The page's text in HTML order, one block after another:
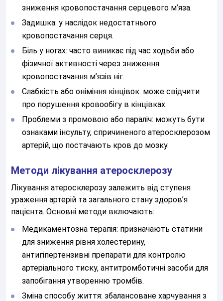
зниження кровопостачання серцевого м’яза.
Задишка: у наслідок недостатнього
кровопостачання серця.
Біль у ногах: часто виникає під час ходьби або
фізичної активності через зниження
кровопостачання м’язів ніг.
Слабкість або оніміння кінцівок: може свідчити
про порушення кровообігу в кінцівках.
Проблеми з промовою або параліч: можуть бути
ознаками інсульту, спричиненого атеросклерозом
артерій, що постачають кров до мозку.
Методи лікування атеросклерозу
Лікування атеросклерозу залежить від ступеня
ураження артерій та загального стану здоров’я
пацієнта. Основні методи включають:
Медикаментозна терапія: призначають статини
для зниження рівня холестерину,
антигіпертензивні препарати для контролю
артеріального тиску, антитромботичні засоби для
запобігання утворенню тромбів.
Зміна способу життя: збалансоване харчування з